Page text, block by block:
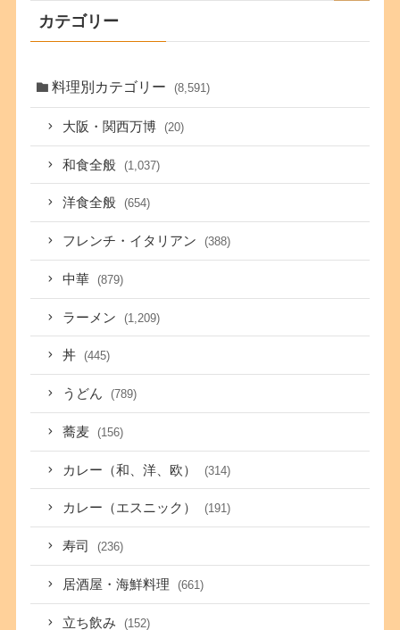
カテゴリー
料理別カテゴリー (8,591)
大阪・関西万博 (20)
和食全般 (1,037)
洋食全般 (654)
フレンチ・イタリアン (388)
中華 (879)
ラーメン (1,209)
丼 (445)
うどん (789)
蕎麦 (156)
カレー（和、洋、欧） (314)
カレー（エスニック） (191)
寿司 (236)
居酒屋・海鮮料理 (661)
立ち飲み (152)